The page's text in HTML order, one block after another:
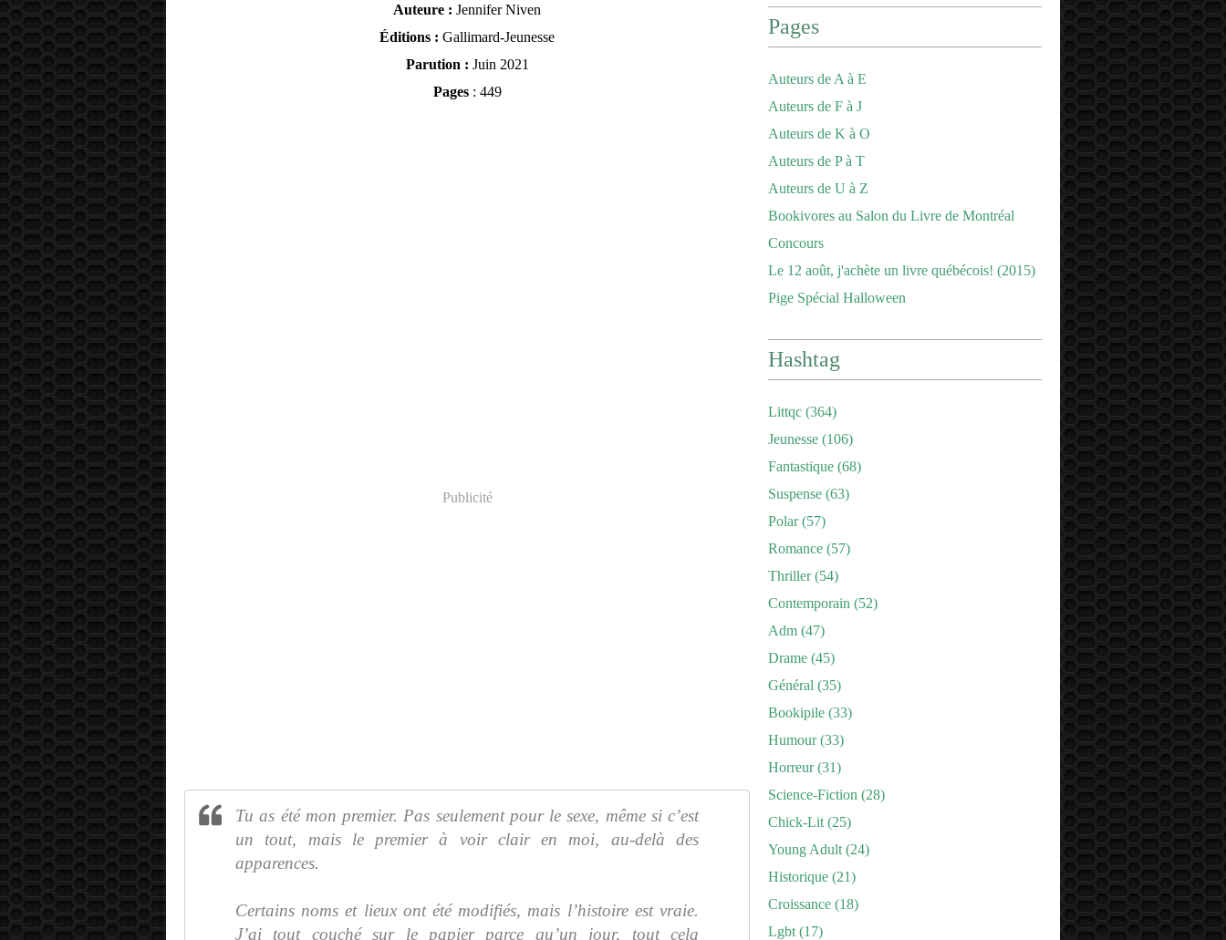
Auteure : Jennifer Niven
Éditions : Gallimard-Jeunesse
Parution : Juin 2021
Pages : 449
Publicité
Tu as été mon premier. Pas seulement pour le sexe, même si c’est
un tout, mais le premier à voir clair en moi, au-delà des
apparences.
Certains noms et lieux ont été modifiés, mais l’histoire est vraie.
J’ai tout couché sur le papier parce qu’un jour, tout cela
Pages
Auteurs de A à E
Auteurs de F à J
Auteurs de K à O
Auteurs de P à T
Auteurs de U à Z
Bookivores au Salon du Livre de Montréal
Concours
Le 12 août, j'achète un livre québécois! (2015)
Pige Spécial Halloween
Hashtag
Littqc (364)
Jeunesse (106)
Fantastique (68)
Suspense (63)
Polar(57)
Romance (57)
Thriller(54)
Contemporain (52)
Adm (47)
Drame (45)
Général (35)
Bookipile (33)
Humour(33)
Horreur(31)
Science-Fiction (28)
Chick-Lit (25)
Young Adult (24)
Historique (21)
Croissance (18)
Lgbt (17)